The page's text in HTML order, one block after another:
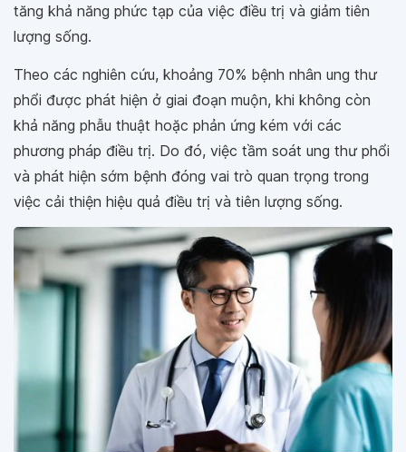
tăng khả năng phức tạp của việc điều trị và giảm tiên
lượng sống.
Theo các nghiên cứu, khoảng 70% bệnh nhân ung thư
phổi được phát hiện ở giai đoạn muộn, khi không còn
khả năng phẫu thuật hoặc phản ứng kém với các
phương pháp điều trị. Do đó, việc tầm soát ung thư phổi
và phát hiện sớm bệnh đóng vai trò quan trọng trong
việc cải thiện hiệu quả điều trị và tiên lượng sống.